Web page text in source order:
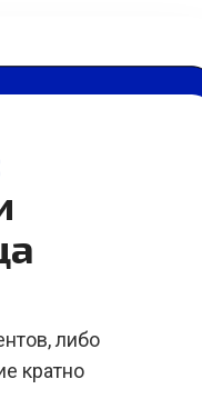
либо
кратно